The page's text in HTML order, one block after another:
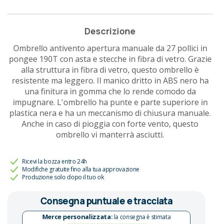
Descrizione
Ombrello antivento apertura manuale da 27 pollici in
pongee 190T con asta e stecche in fibra di vetro. Grazie
alla struttura in fibra di vetro, questo ombrello è
resistente ma leggero. Il manico dritto in ABS nero ha
una finitura in gomma che lo rende comodo da
impugnare. L'ombrello ha punte e parte superiore in
plastica nera e ha un meccanismo di chiusura manuale.
Anche in caso di pioggia con forte vento, questo
ombrello vi manterrà asciutti.
Ricevi la bozza entro 24h
Modifiche gratuite fino alla tua approvazione
Produzione solo dopo il tuo ok
Consegna puntuale e tracciata
Merce personalizzata:la consegna è stimata